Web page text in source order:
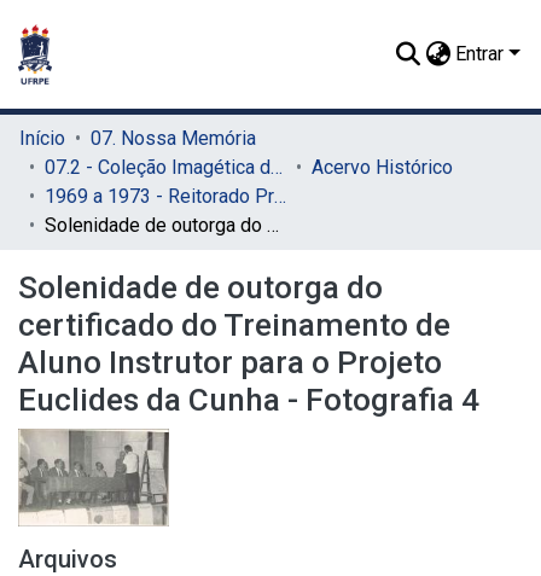
Entrar
Início
07. Nossa Memória
07.2 - Coleção Imagética do SIB
Acervo Histórico
1969 a 1973 - Reitorado Prof. Adierson Erasmo de Azevedo
Solenidade de outorga do certificado do Treinamento de Aluno Instrutor para o Projeto Euclides da Cunha - Fotografia 4
Solenidade de outorga do
certificado do Treinamento de
Aluno Instrutor para o Projeto
Euclides da Cunha - Fotografia 4
Arquivos